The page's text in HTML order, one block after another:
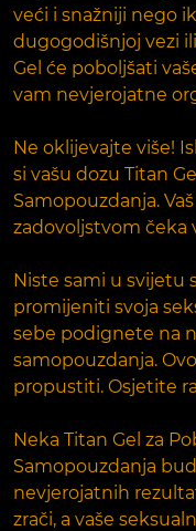
veći i snažniji nego
dugogodišnjoj vezi
Gel će poboljšati
vam nevjerojatne
Ne oklijevajte više!
si vašu dozu Titan
Samopouzdanja.
zadovoljstvom čeka
Niste sami u svijetu
promijeniti svoja
sebe podignete na
samopouzdanja.
propustiti. Osjetite
Neka Titan Gel za
Samopouzdanja
nevjerojatnih
zrači, a vaše